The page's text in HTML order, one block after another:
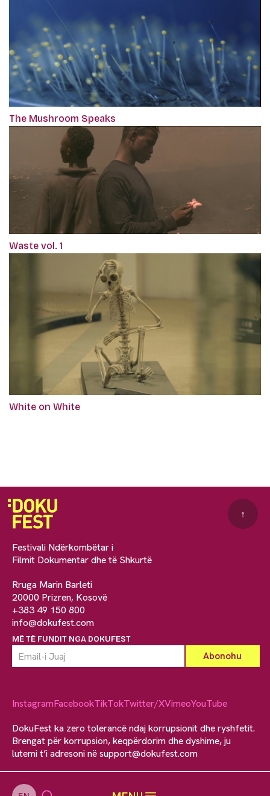
The Mushroom Speaks
Waste vol. 1
White on White
Festivali Ndërkombëtar i
Filmit Dokumentar dhe të Shkurtë
Rruga Marin Barleti
20000 Prizren, Kosovë
+383 49 150 800
info@dokufest.com
MË TË FUNDIT NGA DOKUFEST
↑
InstagramFacebookTikTokTwitter/XVimeoYouTube
DokuFest ka zero tolerancë ndaj korrupsionit dhe ryshfetit.
Brengat për korrupsion, keqpërdorim dhe dyshime, ju
lutemi t’i adresoni nësupport@dokufest.com